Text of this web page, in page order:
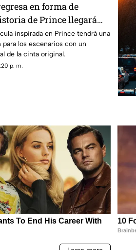
en forma de
de Prince llegará
inspirada en Prince tendrá una
para los escenarios con un
de la cinta original.
p. m.